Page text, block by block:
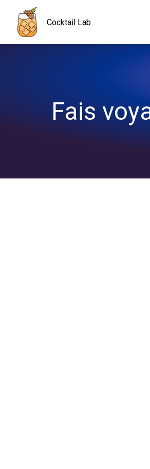
Cocktail Lab
Fais
Navigated to Fais voyager tes papilles